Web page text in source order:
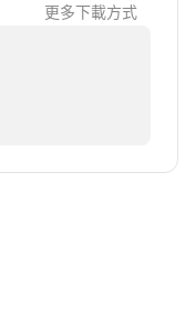
更多下載方式